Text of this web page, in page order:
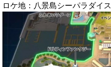
ロケ地：八景島シーパラダイス